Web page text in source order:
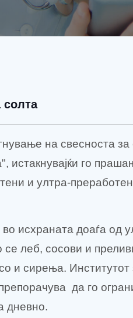
солта
на свесноста за
истакнувајќи го
и ултра-
исхраната доаѓа од
леб, сосови и
и сирења. Институтот
да го о
дневно.